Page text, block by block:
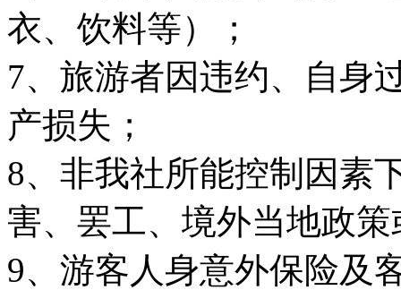
衣、饮料等）；
7、旅游者因违约、自身
产损失；
8、非我社所能控制因素
害、罢工、境外当地政
9、游客人身意外保险及